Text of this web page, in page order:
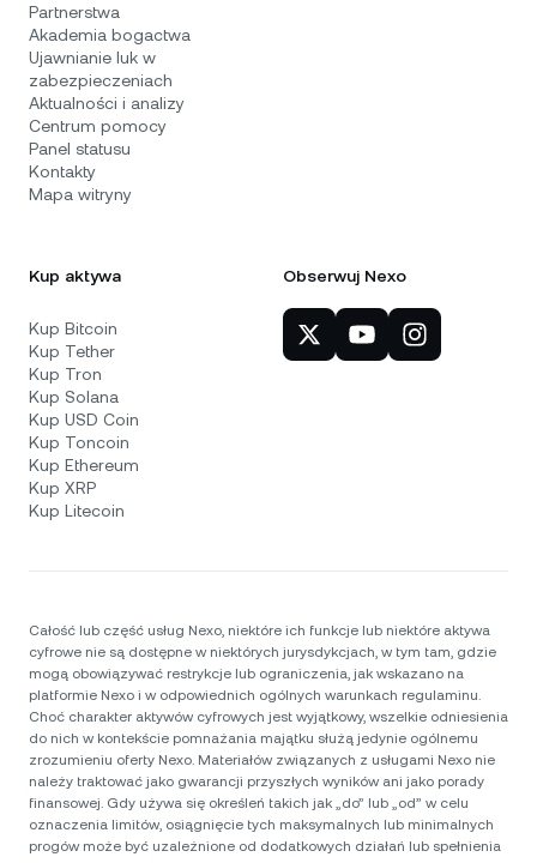
Partnerstwa
Akademia bogactwa
Ujawnianie luk w
zabezpieczeniach
Aktualności i analizy
Centrum pomocy
Panel statusu
Kontakty
Mapa witryny
Kup aktywa
Kup Bitcoin
Kup Tether
Kup Tron
Kup Solana
Kup USD Coin
Kup Toncoin
Kup Ethereum
Kup XRP
Kup Litecoin
Obserwuj Nexo
Całość lub część usług Nexo, niektóre ich funkcje lub niektóre aktywa
cyfrowe nie są dostępne w niektórych jurysdykcjach, w tym tam, gdzie
mogą obowiązywać restrykcje lub ograniczenia, jak wskazano na
platformie Nexo i w odpowiednich ogólnych warunkach regulaminu.
Choć charakter aktywów cyfrowych jest wyjątkowy, wszelkie odniesienia
do nich w kontekście pomnażania majątku służą jedynie ogólnemu
zrozumieniu oferty Nexo. Materiałów związanych z usługami Nexo nie
należy traktować jako gwarancji przyszłych wyników ani jako porady
finansowej. Gdy używa się określeń takich jak „do” lub „od” w celu
oznaczenia limitów, osiągnięcie tych maksymalnych lub minimalnych
progów może być uzależnione od dodatkowych działań lub spełnienia